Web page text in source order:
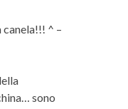
canela!!! ^ –
sono